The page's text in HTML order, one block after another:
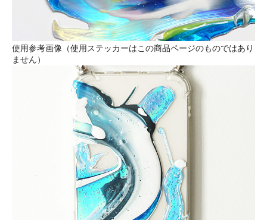
使用参考画像（使用ステッカーはこの商品ページのものではあり
ません）